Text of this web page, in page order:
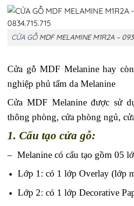
CỬA GỖMDF MELAMINE M1R2A –
Cửa gỗ MDF Melanine hay
nghiệp phủ tấm da Melanine
Cửa MDF Melanine được sử
thông phòng, cửa phòng ngủ,
1. Cấu tạo cửa gỗ:
– Melanine có cấu tạo gồm 05
Lớp 1: có 1 lớp Overlay (lớp
Lớp 2: có 1 lớp Decorative